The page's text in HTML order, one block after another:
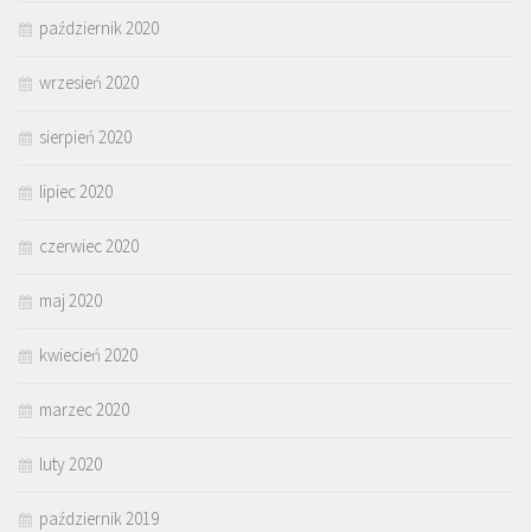
październik 2020
wrzesień 2020
sierpień 2020
lipiec 2020
czerwiec 2020
maj 2020
kwiecień 2020
marzec 2020
luty 2020
październik 2019